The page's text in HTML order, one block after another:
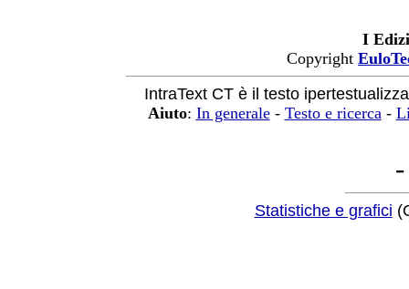
I
Copyright
IntraText CT è il testo
Aiuto: In generale- Testo e ricerca-
Statistiche e grafici